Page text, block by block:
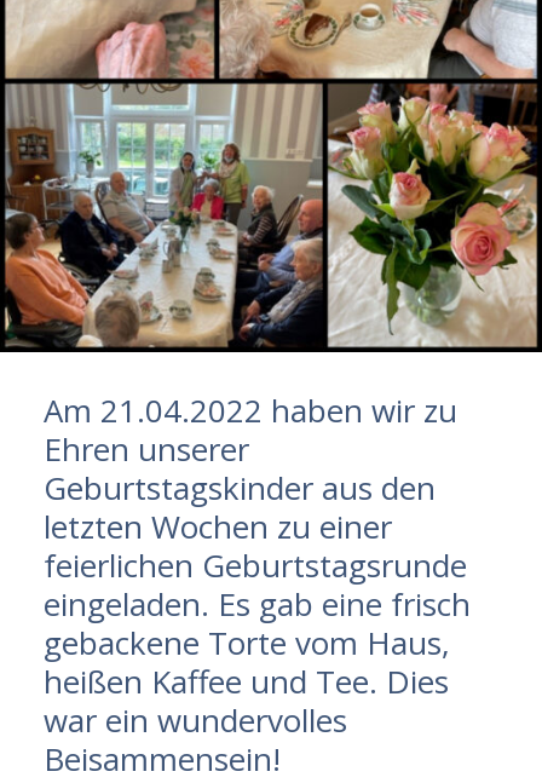
Am 21.04.2022 haben wir zu
Ehren unserer
Geburtstagskinder aus den
letzten Wochen zu einer
feierlichen Geburtstagsrunde
eingeladen. Es gab eine frisch
gebackene Torte vom Haus,
heißen Kaffee und Tee. Dies
war ein wundervolles
Beisammensein!